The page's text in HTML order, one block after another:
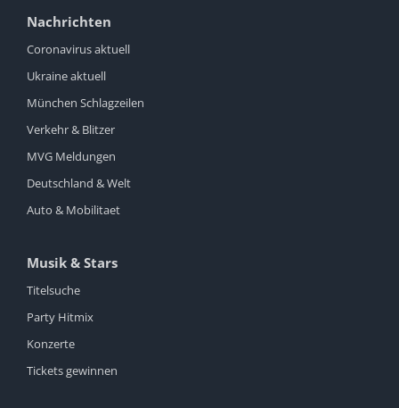
Nachrichten
Coronavirus aktuell
Ukraine aktuell
München Schlagzeilen
Verkehr & Blitzer
MVG Meldungen
Deutschland & Welt
Auto & Mobilitaet
Musik & Stars
Titelsuche
Party Hitmix
Konzerte
Tickets gewinnen